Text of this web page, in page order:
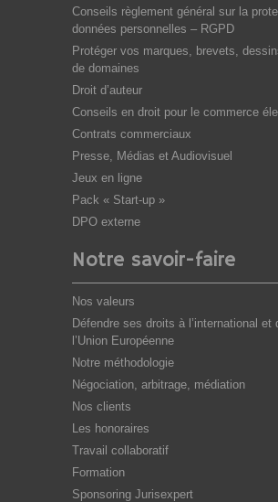
Conseils règlement général sur la
données personnelles – RGPD
Protéger vos marques, brevets,
de domaines
Droit d’auteur
Conseils en droit pour le commerce
Contrats commerciaux
Presse, Médias et Audiovisuel
Jeux en ligne
Pack « Start-up »
DPO externe
Notre savoir-faire
Nos valeurs
Défendre ses droits à l’international et
l’Union Européenne
Notre méthodologie
Négociation, arbitrage, médiation
Nos clients
Les honoraires
Travail collaboratif
Formation
Sponsoring Jurisexpert